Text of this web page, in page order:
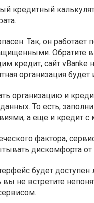
кредитный
Так, он работает
Обратите
кредит, сайт vBanke
организация будет
организацию и
То есть,
а еще и кредит
фактора,
дискомфорта
будет
вы не встретите